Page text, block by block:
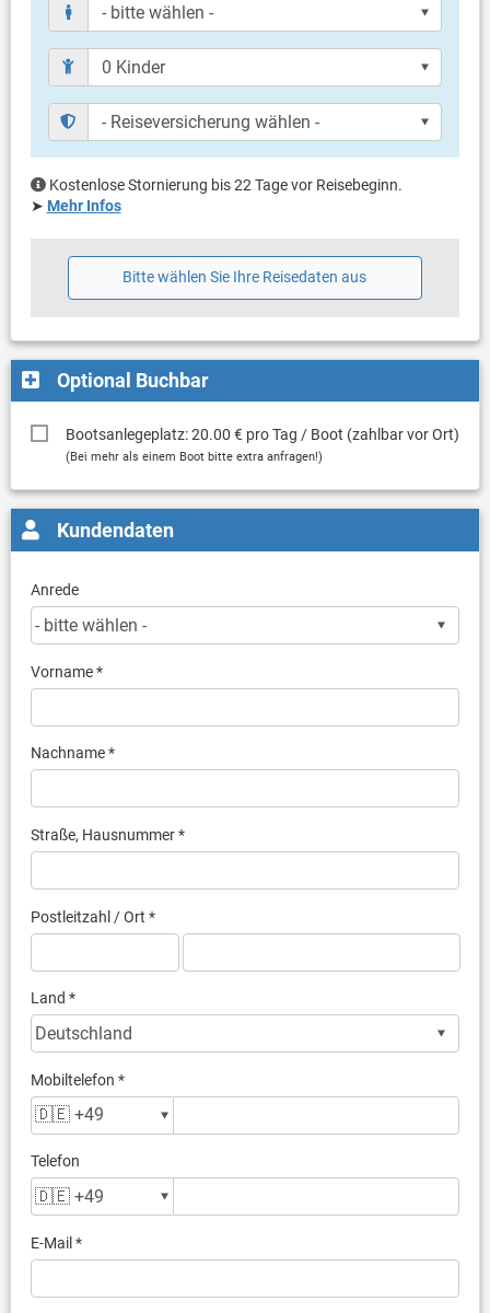
Kostenlose Stornierung bis 22 Tage vor Reisebeginn.
➤ Mehr Infos
Bitte wählen Sie Ihre Reisedaten aus
Optional Buchbar
Bootsanlegeplatz: 20.00 € pro Tag / Boot (zahlbar vor Ort)
(Bei mehr als einem Boot bitte extra anfragen!)
Kundendaten
Anrede
Vorname *
Nachname *
Straße, Hausnummer *
Postleitzahl / Ort *
Land *
Mobiltelefon *
Telefon
E-Mail *